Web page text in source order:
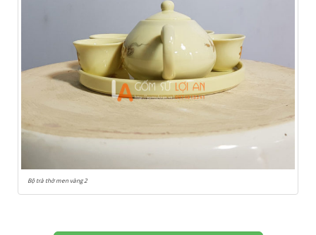
Bộ trà thờ men vàng 2